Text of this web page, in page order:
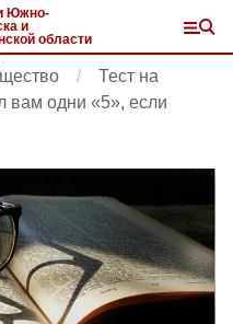
Южно-
и
области
Тест на
вам одни «5», если